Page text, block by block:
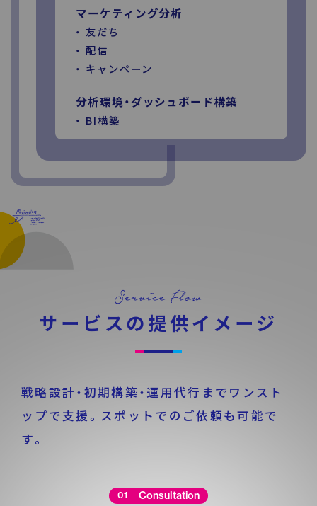
マーケティング分析
友だち
配信
キャンペーン
分析環境・ダッシュボード構築
BI構築
サービスの提供イメージ
戦略設計・初期構築・運用代行までワンスト
ップで支援。 スポットでのご依頼も可能で
す。
01 Consultation